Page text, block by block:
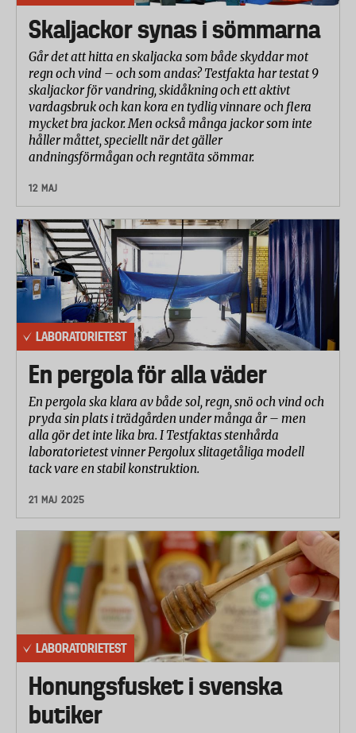
Skaljackor synas i sömmarna
Går det att hitta en skaljacka som både skyddar mot
regn och vind – och som andas? Testfakta har testat 9
skaljackor för vandring, skidåkning och ett aktivt
vardagsbruk och kan kora en tydlig vinnare och flera
mycket bra jackor. Men också många jackor som inte
håller måttet, speciellt när det gäller
andningsförmågan och regntäta sömmar.
12 MAJ
LABORATORIETEST
En pergola för alla väder
En pergola ska klara av både sol, regn, snö och vind och
pryda sin plats i trädgården under många år – men
alla gör det inte lika bra. I Testfaktas stenhårda
laboratorietest vinner Pergolux slitagetåliga modell
tack vare en stabil konstruktion.
21 MAJ 2025
LABORATORIETEST
Honungsfusket i svenska
butiker